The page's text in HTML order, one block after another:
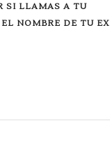
SI LLAMAS A TU
EL NOMBRE DE TU